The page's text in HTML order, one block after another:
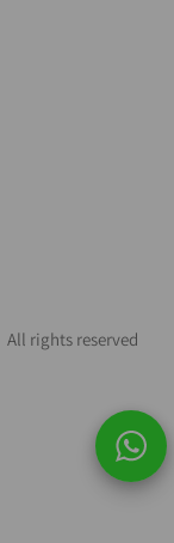
All rights reserved